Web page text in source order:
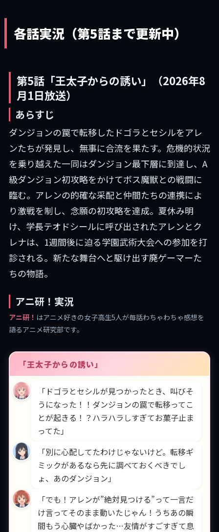
各話実況（第5話まで更新中）
第5話「王太子からの誘い」（2026年8
月1日放送）
あらすじ
ダンジョンの罠で転移したドゴラとセシルをアレ
ンたちが発見し、無事に合流を果たす。危機的状況
を乗り越えた一同はダンジョン最下層に到達し、A
級ダンジョン初攻略をかけてボス魔獣との戦闘に
臨む。アレンの的確な采配と仲間たちの連携によ
り激戦を制し、念願の初攻略を達成。夏休み明
け、学長テオドシールに呼び出されたアレンとク
レナは、1週間後に迫る学園武術大会への参加を打
診される。新たな舞台へと駆け出す廃ゲーマーた
ちの物語。
アニ研！実況
アニ研！ はアニメ好きの女子高生5人が毎話わちゃわちゃ感想を
語るアニメ研究部です。
「王太子からの誘い」
「ドゴラとセシルが見つかったとき、叫びそ
うになった！！ダンジョンの罠で転移ってこ
とが起きる！？ハラハラしすぎてお菓子止ま
ってた」
「別に心配してたわけじゃないけど。転移ギ
ミックがあるなら先に調べておくべきでし
ょ、あのダンジョン」
「でも！アレンが”絶対見つける”って一言だ
け言ってそのまま動いたじゃん！うちあの瞬
間もう心臓やばかった…友情がすごすぎて息